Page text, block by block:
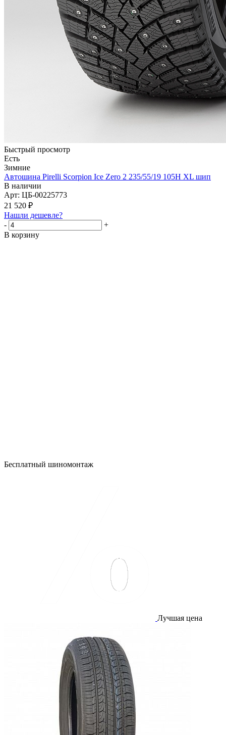
Быстрый просмотр
Есть
Зимние
Автошина Pirelli Scorpion Ice Zero 2 235/55/19 105H XL шип
В наличии
Арт: ЦБ-00225773
21 520 ₽
Нашли дешевле?
-
+
В корзину
Бесплатный шиномонтаж
Лучшая цена